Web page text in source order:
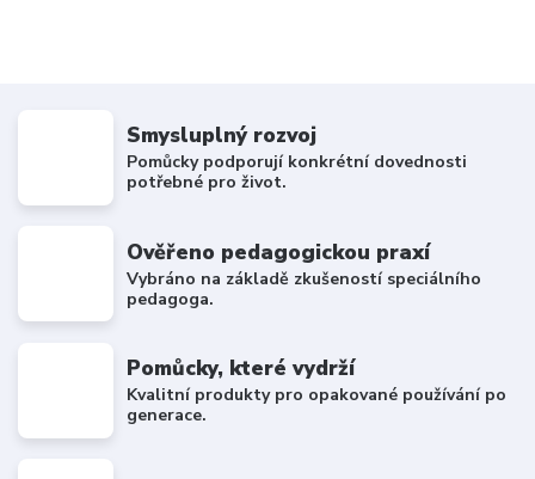
Smysluplný rozvoj
Pomůcky podporují konkrétní dovednosti
potřebné pro život.
Ověřeno pedagogickou praxí
Vybráno na základě zkušeností speciálního
pedagoga.
Pomůcky, které vydrží
Kvalitní produkty pro opakované používání po
generace.